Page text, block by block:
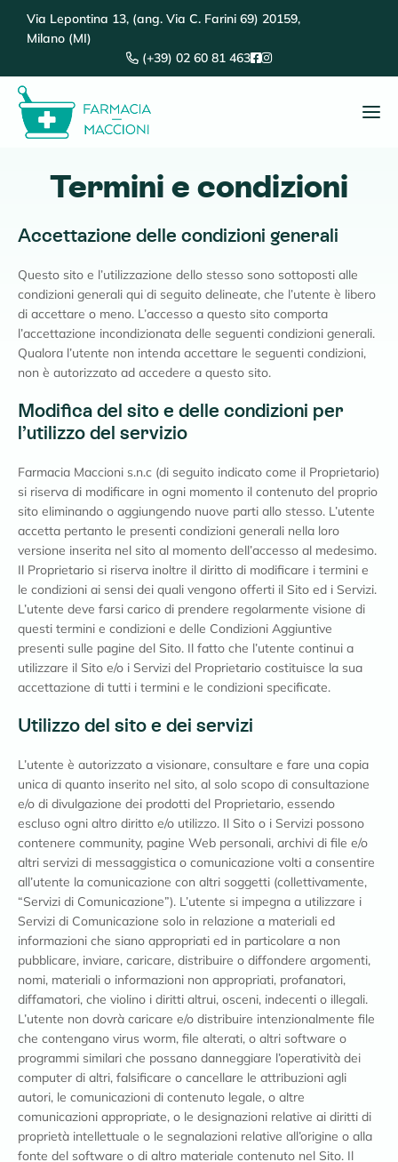
Via Lepontina 13, (ang. Via C. Farini 69) 20159,
Milano (MI)
(+39) 02 60 81 463
N
Termini e condizioni
Accettazione delle condizioni generali
Questo sito e l’utilizzazione dello stesso sono sottoposti alle
condizioni generali qui di seguito delineate, che l’utente è libero
di accettare o meno. L’accesso a questo sito comporta
l’accettazione incondizionata delle seguenti condizioni generali.
Qualora l’utente non intenda accettare le seguenti condizioni,
non è autorizzato ad accedere a questo sito.
Modifica del sito e delle condizioni per
l’utilizzo del servizio
Farmacia Maccioni s.n.c (di seguito indicato come il Proprietario)
si riserva di modificare in ogni momento il contenuto del proprio
sito eliminando o aggiungendo nuove parti allo stesso. L’utente
accetta pertanto le presenti condizioni generali nella loro
versione inserita nel sito al momento dell’accesso al medesimo.
Il Proprietario si riserva inoltre il diritto di modificare i termini e
le condizioni ai sensi dei quali vengono offerti il Sito ed i Servizi.
L’utente deve farsi carico di prendere regolarmente visione di
questi termini e condizioni e delle Condizioni Aggiuntive
presenti sulle pagine del Sito. Il fatto che l’utente continui a
utilizzare il Sito e/o i Servizi del Proprietario costituisce la sua
accettazione di tutti i termini e le condizioni specificate.
Utilizzo del sito e dei servizi
L’utente è autorizzato a visionare, consultare e fare una copia
unica di quanto inserito nel sito, al solo scopo di consultazione
e/o di divulgazione dei prodotti del Proprietario, essendo
escluso ogni altro diritto e/o utilizzo. Il Sito o i Servizi possono
contenere community, pagine Web personali, archivi di file e/o
altri servizi di messaggistica o comunicazione volti a consentire
all’utente la comunicazione con altri soggetti (collettivamente,
“Servizi di Comunicazione”). L’utente si impegna a utilizzare i
Servizi di Comunicazione solo in relazione a materiali ed
informazioni che siano appropriati ed in particolare a non
pubblicare, inviare, caricare, distribuire o diffondere argomenti,
nomi, materiali o informazioni non appropriati, profanatori,
diffamatori, che violino i diritti altrui, osceni, indecenti o illegali.
L’utente non dovrà caricare e/o distribuire intenzionalmente file
che contengano virus worm, file alterati, o altri software o
programmi similari che possano danneggiare l’operatività dei
computer di altri, falsificare o cancellare le attribuzioni agli
autori, le comunicazioni di contenuto legale, o altre
comunicazioni appropriate, o le designazioni relative ai diritti di
proprietà intellettuale o le segnalazioni relative all’origine o alla
fonte del software o di altro materiale contenuto nel Sito. Il